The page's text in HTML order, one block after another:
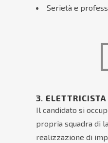
Serietà e
3. ELETTRICISTA
Il candidato si
propria squadra di
realizzazione di